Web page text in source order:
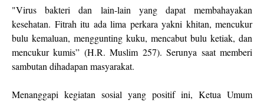
"Virus bakteri dan lain-lain yang dapat membahayakan
kesehatan. Fitrah itu ada lima perkara yakni khitan, mencukur
bulu kemaluan, menggunting kuku, mencabut bulu ketiak, dan
mencukur kumis” (H.R. Muslim 257). Serunya saat memberi
sambutan dihadapan masyarakat.
Menanggapi kegiatan sosial yang positif ini, Ketua Umum